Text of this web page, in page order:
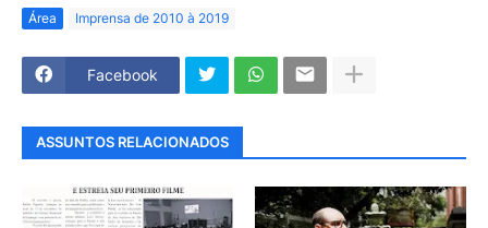
Área Imprensa de 2010 à 2019
Facebook
ASSUNTOS RELACIONADOS